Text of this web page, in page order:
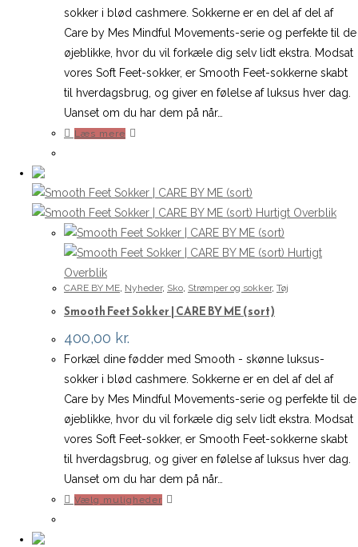
sokker i blød cashmere. Sokkerne er en del af del af
Care by Mes Mindful Movements-serie og perfekte til de
øjeblikke, hvor du vil forkæle dig selv lidt ekstra. Modsat
vores Soft Feet-sokker, er Smooth Feet-sokkerne skabt
til hverdagsbrug, og giver en følelse af luksus hver dag.
Uanset om du har dem på når…
Læs mere
Hurtigt Overblik
Hurtigt
Overblik
CARE BY ME Nyheder, Sko Strømper og sokker, Tøj
Smooth Feet Sokker | CARE BY ME (sort)
400,00 kr.
Forkæl dine fødder med Smooth - skønne luksus-
sokker i blød cashmere. Sokkerne er en del af del af
Care by Mes Mindful Movements-serie og perfekte til de
øjeblikke, hvor du vil forkæle dig selv lidt ekstra. Modsat
vores Soft Feet-sokker, er Smooth Feet-sokkerne skabt
til hverdagsbrug, og giver en følelse af luksus hver dag.
Uanset om du har dem på når…
Vælg muligheder